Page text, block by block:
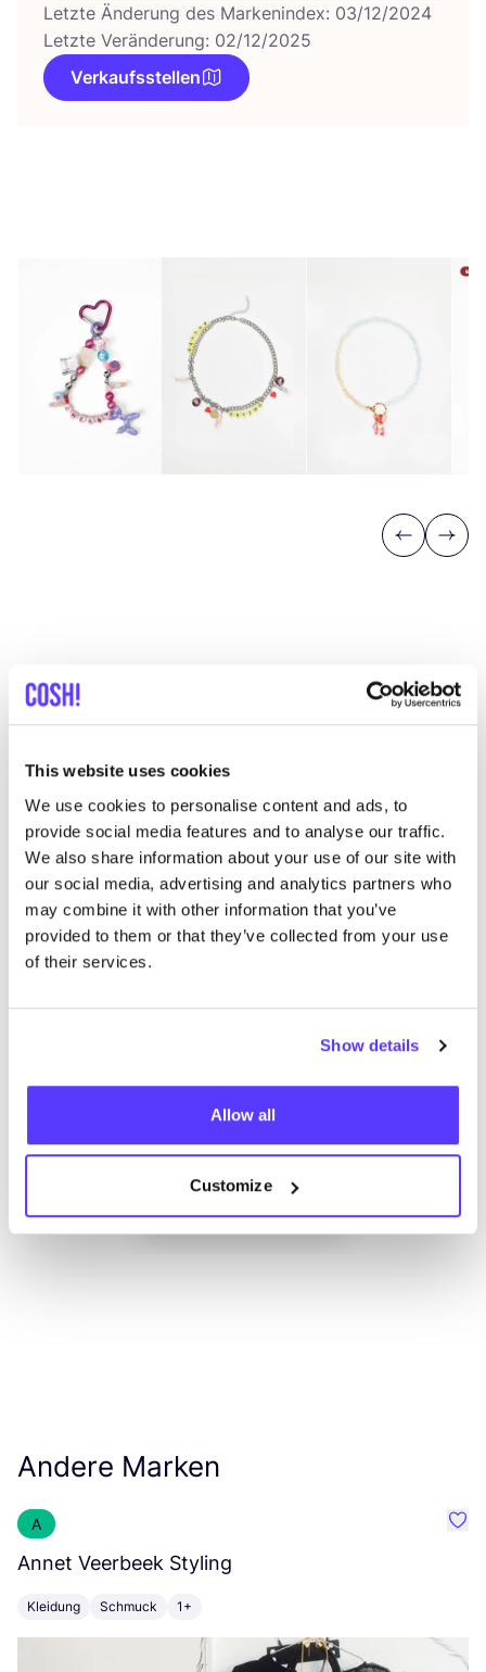
This website uses cookies
We use cookies to personalise content and ads, to
provide social media features and to analyse our traffic.
We also share information about your use of our site with
our social media, advertising and analytics partners who
may combine it with other information that you’ve
provided to them or that they’ve collected from your use
of their services.
Show details
Allow all
Customize
Letzte Änderung des Markenindex: 03/12/2024
Letzte Veränderung: 02/12/2025
Verkaufsstellen
Previous
Next
Entdecke, wo Du Cherry PaoPao
Wir haben keine Ergebnisse für deine
Alle Geschäfte anzeigen
Map
Andere Marken
A
Annet Veerbeek Styling
Kleidung Schmuck 1+